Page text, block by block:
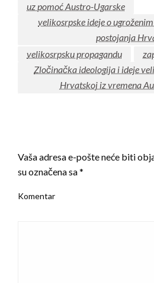
uz pomoć Austro-Ugarske
velikosrpske ideje o
postojanja
velikosrpsku propagandu
Zločinačka ideologija i ideje
Hrvatskoj iz vremena
Vaša adresa e-pošte neće biti
su označena sa*
Komentar